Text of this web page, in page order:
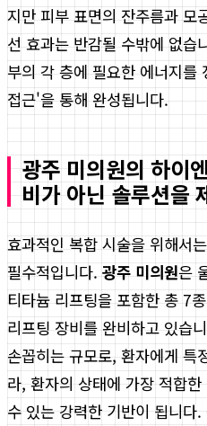
지만 피부 표면의 잔주름과 모
선 효과는 반감될 수밖에 없습
부의 각 층에 필요한 에너지를
접근'을 통해 완성됩니다.
광주 미의원의 하이
비가 아닌 솔루션을
효과적인 복합 시술을 위해서
필수적입니다. 광주 미의원은
티타늄 리프팅을 포함한 총 7
리프팅 장비를 완비하고 있습
손꼽히는 규모로, 환자에게 특
라, 환자의 상태에 가장 적합
수 있는 강력한 기반이 됩니다